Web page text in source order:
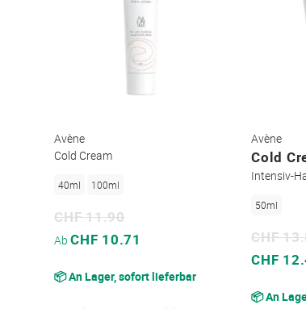
Avène
Cold Cream
40ml 100ml
Sonderpreis
AbCHF 10.71
CHF 11.90
📦 An Lager, sofort lieferbar
Avène
Cold
Intensiv-
50ml
Sonderpreis
CHF
CHF
📦 An